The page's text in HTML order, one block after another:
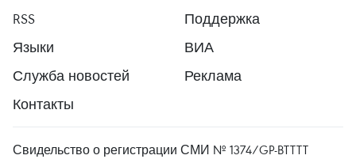
RSS
Поддержка
Языки
ВИА
Служба новостей
Реклама
Контакты
Свидельство о регистрации СМИ № 1374/GP-BTTTT